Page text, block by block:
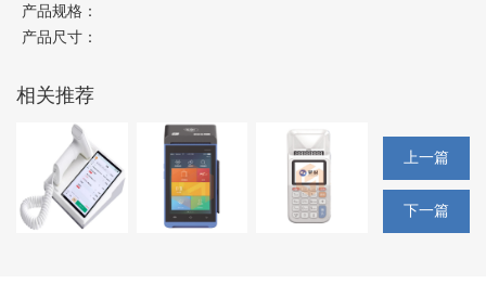
产品规格：
产品尺寸：
相关推荐
上一篇
下一篇